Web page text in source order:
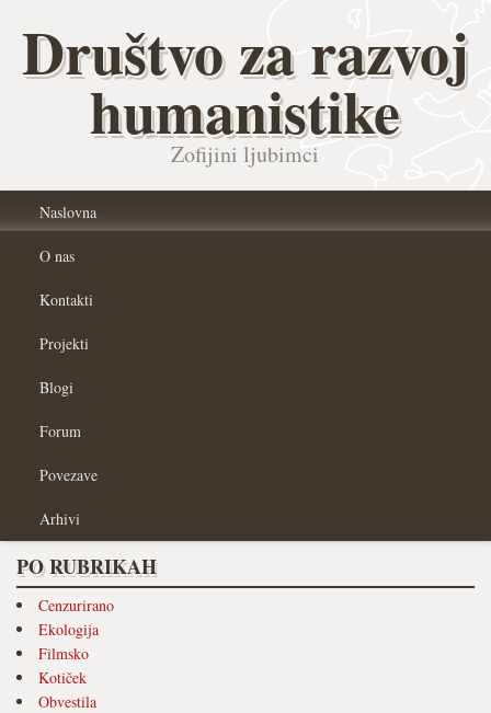
Društvo za razvoj
humanistike
Zofijini ljubimci
Naslovna
O nas
Kontakti
Projekti
Blogi
Forum
Povezave
Arhivi
PO RUBRIKAH
Cenzurirano
Ekologija
Filmsko
Kotiček
Obvestila